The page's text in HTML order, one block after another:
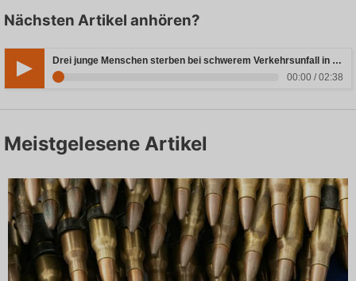
Nächsten Artikel anhören?
Drei junge Menschen sterben bei schwerem Verkehrsunfall in Rheinland-Pfalz
00:00 / 02:38
Meistgelesene Artikel